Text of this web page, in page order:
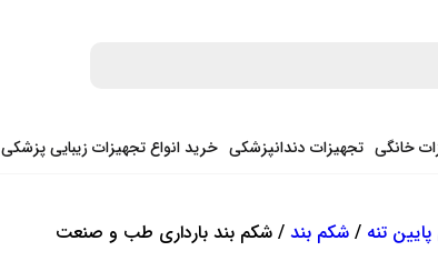
خانگی تجهیزات دندانپزشکی خرید انواع تجهیزات زیبایی پزشکی
تنه / شکم بند / شکم بند بارداری طب و صنعت